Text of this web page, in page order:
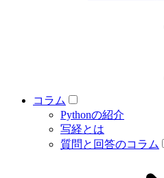
コラム
Pythonの紹介
写経とは
質問と回答のコラム